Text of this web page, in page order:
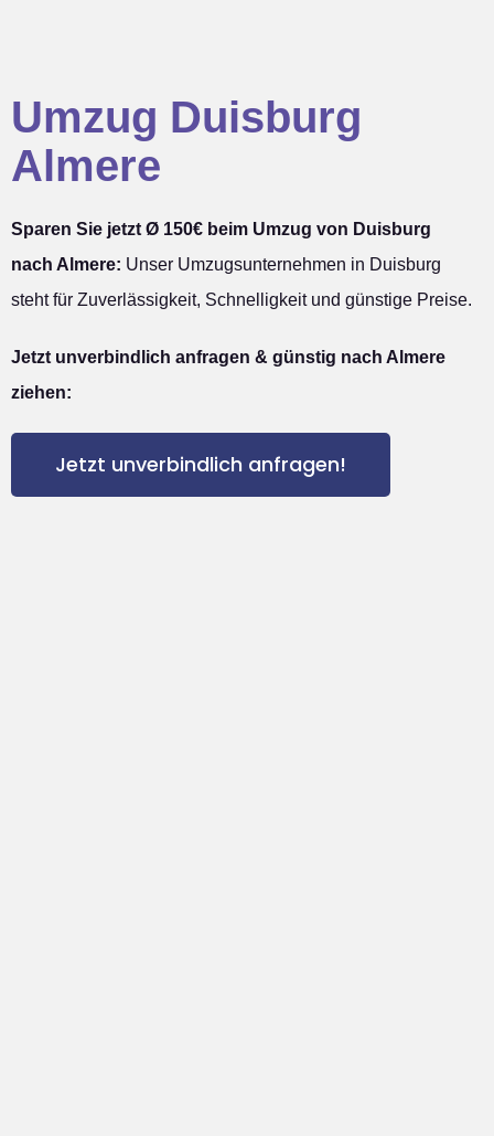
Umzug Duisburg
Almere
Sparen Sie jetzt Ø 150€ beim Umzug von Duisburg
nach Almere: Unser Umzugsunternehmen in Duisburg
steht für Zuverlässigkeit, Schnelligkeit und günstige Preise.
Jetzt unverbindlich anfragen & günstig nach Almere
ziehen:
Jetzt unverbindlich anfragen!